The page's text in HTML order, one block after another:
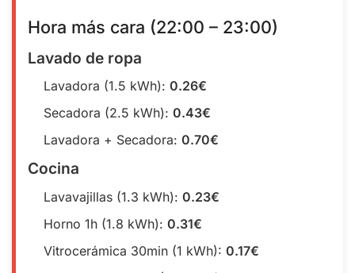
Hora más cara (22:00 – 23:00)
Lavado de ropa
Lavadora (1.5 kWh): 0.26€
Secadora (2.5 kWh): 0.43€
Lavadora + Secadora: 0.70€
Cocina
Lavavajillas (1.3 kWh): 0.23€
Horno 1h (1.8 kWh): 0.31€
Vitrocerámica 30min (1 kWh): 0.17€